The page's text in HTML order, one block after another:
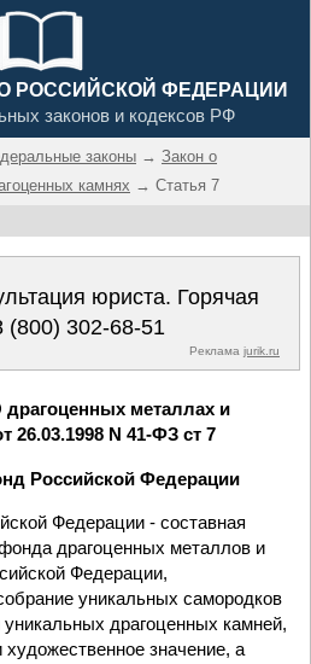
РОССИЙСКОЙ ФЕДЕРАЦИИ
законов и кодексов РФ
законы → Закон о
камнях → Статья 7
юриста. Горячая
(800) 302-68-51
Реклама jurik.ru
металлах и
26.03.1998 N 41-ФЗ ст 7
Российской Федерации
Федерации - составная
драгоценных металлов и
Федерации,
уникальных самородков
драгоценных камней,
значение, а